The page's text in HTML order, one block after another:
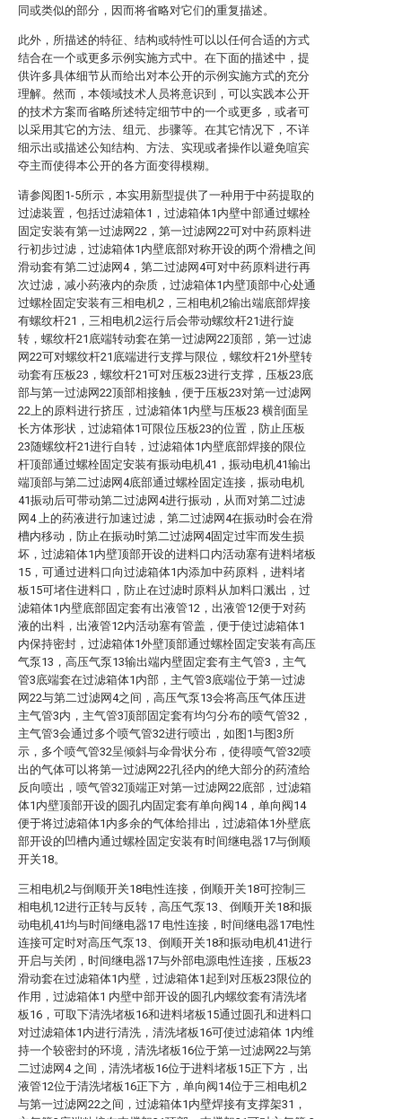
同或类似的部分，因而将省略对它们的重复描述。
此外，所描述的特征、结构或特性可以以任何合适的方式
结合在一个或更多示例实施方式中。在下面的描述中，提
供许多具体细节从而给出对本公开的示例实施方式的充分
理解。然而，本领域技术人员将意识到，可以实践本公开
的技术方案而省略所述特定细节中的一个或更多，或者可
以采用其它的方法、组元、步骤等。在其它情况下，不详
细示出或描述公知结构、方法、实现或者操作以避免喧宾
夺主而使得本公开的各方面变得模糊。
请参阅图1-5所示，本实用新型提供了一种用于中药提取的
过滤装置，包括过滤箱体1，过滤箱体1内壁中部通过螺栓
固定安装有第一过滤网22，第一过滤网22可对中药原料进
行初步过滤，过滤箱体1内壁底部对称开设的两个滑槽之间
滑动套有第二过滤网4，第二过滤网4可对中药原料进行再
次过滤，减小药液内的杂质，过滤箱体1内壁顶部中心处通
过螺栓固定安装有三相电机2，三相电机2输出端底部焊接
有螺纹杆21，三相电机2运行后会带动螺纹杆21进行旋
转，螺纹杆21底端转动套在第一过滤网22顶部，第一过滤
网22可对螺纹杆21底端进行支撑与限位，螺纹杆21外壁转
动套有压板23，螺纹杆21可对压板23进行支撑，压板23底
部与第一过滤网22顶部相接触，便于压板23对第一过滤网
22上的原料进行挤压，过滤箱体1内壁与压板23 横剖面呈
长方体形状，过滤箱体1可限位压板23的位置，防止压板
23随螺纹杆21进行自转，过滤箱体1内壁底部焊接的限位
杆顶部通过螺栓固定安装有振动电机41，振动电机41输出
端顶部与第二过滤网4底部通过螺栓固定连接，振动电机
41振动后可带动第二过滤网4进行振动，从而对第二过滤
网4 上的药液进行加速过滤，第二过滤网4在振动时会在滑
槽内移动，防止在振动时第二过滤网4固定过牢而发生损
坏，过滤箱体1内壁顶部开设的进料口内活动塞有进料堵板
15，可通过进料口向过滤箱体1内添加中药原料，进料堵
板15可堵住进料口，防止在过滤时原料从加料口溅出，过
滤箱体1内壁底部固定套有出液管12，出液管12便于对药
液的出料，出液管12内活动塞有管盖，便于使过滤箱体1
内保持密封，过滤箱体1外壁顶部通过螺栓固定安装有高压
气泵13，高压气泵13输出端内壁固定套有主气管3，主气
管3底端套在过滤箱体1内部，主气管3底端位于第一过滤
网22与第二过滤网4之间，高压气泵13会将高压气体压进
主气管3内，主气管3顶部固定套有均匀分布的喷气管32，
主气管3会通过多个喷气管32进行喷出，如图1与图3所
示，多个喷气管32呈倾斜与伞骨状分布，使得喷气管32喷
出的气体可以将第一过滤网22孔径内的绝大部分的药渣给
反向喷出，喷气管32顶端正对第一过滤网22底部，过滤箱
体1内壁顶部开设的圆孔内固定套有单向阀14，单向阀14
便于将过滤箱体1内多余的气体给排出，过滤箱体1外壁底
部开设的凹槽内通过螺栓固定安装有时间继电器17与倒顺
开关18。
三相电机2与倒顺开关18电性连接，倒顺开关18可控制三
相电机12进行正转与反转，高压气泵13、倒顺开关18和振
动电机41均与时间继电器17 电性连接，时间继电器17电性
连接可定时对高压气泵13、倒顺开关18和振动电机41进行
开启与关闭，时间继电器17与外部电源电性连接，压板23
滑动套在过滤箱体1内壁，过滤箱体1起到对压板23限位的
作用，过滤箱体1 内壁中部开设的圆孔内螺纹套有清洗堵
板16，可取下清洗堵板16和进料堵板15通过圆孔和进料口
对过滤箱体1内进行清洗，清洗堵板16可使过滤箱体 1内维
持一个较密封的环境，清洗堵板16位于第一过滤网22与第
二过滤网4 之间，清洗堵板16位于进料堵板15正下方，出
液管12位于清洗堵板16正下方，单向阀14位于三相电机2
与第一过滤网22之间，过滤箱体1内壁焊接有支撑架31，